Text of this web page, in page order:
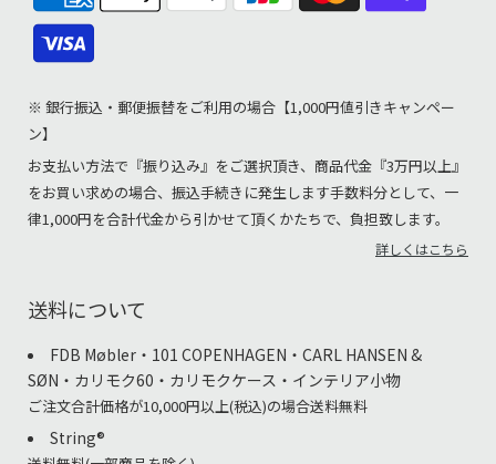
※ 銀行振込・郵便振替をご利用の場合【1,000円値引きキャンペー
ン】
お支払い方法で『振り込み』をご選択頂き、商品代金『3万円以上』
をお買い求めの場合、振込手続きに発生します手数料分として、一
律1,000円を合計代金から引かせて頂くかたちで、負担致します。
詳しくはこちら
送料について
FDB Møbler・101 COPENHAGEN・CARL HANSEN &
SØN・カリモク60・カリモクケース・インテリア小物
ご注文合計価格が10,000円以上(税込)の場合送料無料
String®︎